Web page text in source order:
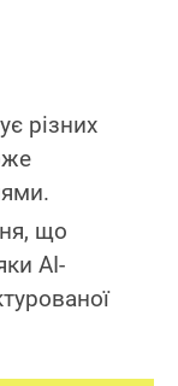
різних
що
AI-